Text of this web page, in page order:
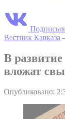
Вестник Кавказа
В
вложат
Опубликовано: